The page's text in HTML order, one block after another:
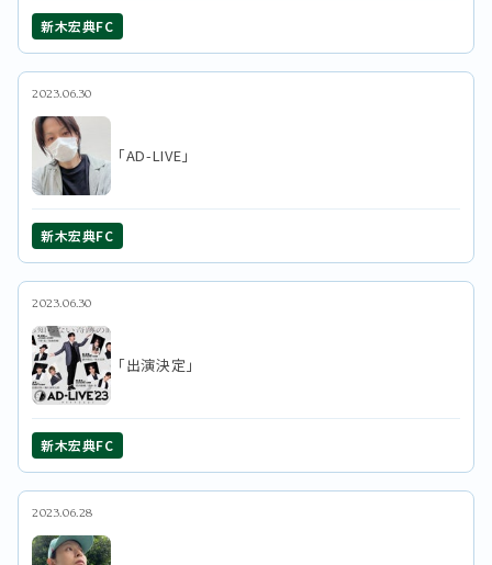
新木宏典FC
2023.06.30
「AD-LIVE」
新木宏典FC
2023.06.30
「出演決定」
新木宏典FC
2023.06.28